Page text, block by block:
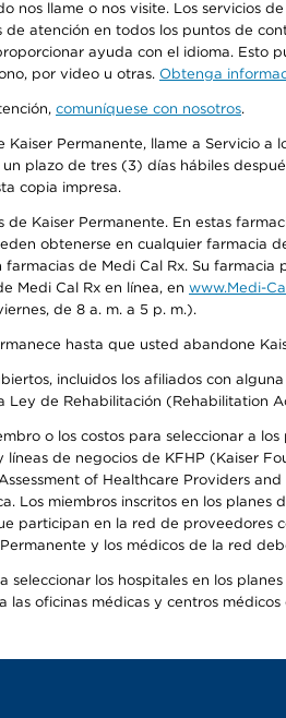
llame o nos visite. Los servicios
atención en todos los puntos de
ayuda con el idioma.
por video u otras. Obtenga
comuníquese con nosotros.
Permanente, llame a Servicio a
plazo de tres (3) días hábiles
copia impresa.
Kaiser Permanente. En estas
obtenerse en cualquier farmacia
de Medi Cal Rx. Su
Medi Cal Rx en línea, en www.Medi-
de 8 a. m. a 5 p. m.).
hasta que usted abandone
incluidos los afiliados con
Ley de Rehabilitación (Rehabilitation
o los costos para seleccionar a
de negocios de KFHP (Kaiser
of Healthcare Providers
miembros inscritos en los planes
participan en la red de proveedores
y los médicos de la red
los hospitales en los
oficinas médicas y centros